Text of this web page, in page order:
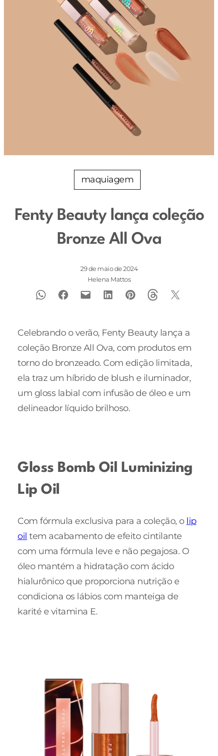
maquiagem
Fenty Beauty lança coleção
Bronze All Ova
29 de maio de 2024
Helena Mattos
Celebrando o verão, Fenty Beauty lança a
coleção Bronze All Ova, com produtos em
torno do bronzeado. Com edição limitada,
ela traz um híbrido de blush e iluminador,
um gloss labial com infusão de óleo e um
delineador líquido brilhoso.
Gloss Bomb Oil Luminizing
Lip Oil
Com fórmula exclusiva para a coleção, o lip
oil tem acabamento de efeito cintilante
com uma fórmula leve e não pegajosa. O
óleo mantém a hidratação com ácido
hialurônico que proporciona nutrição e
condiciona os lábios com manteiga de
karité e vitamina E.